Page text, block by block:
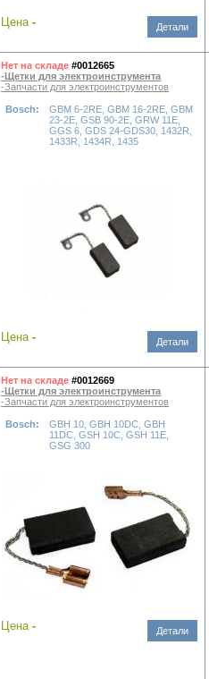
Цена - Детали
Нет на складе #0012665
-Щетки для электроинструмента
-Запчасти для электроинструментов
Bosch:
GBM 6-2RE, GBM 16-2RE, GBM
23-2E, GSB 90-2E, GRW 11E,
GGS 6, GDS 24-GDS30, 1432R,
1433R, 1434R, 1435
Цена - Детали
Нет на складе #0012669
-Щетки для электроинструмента
-Запчасти для электроинструментов
Bosch:
GBH 10, GBH 10DC, GBH
11DC, GSH 10C, GSH 11E,
GSG 300
Цена - Детали